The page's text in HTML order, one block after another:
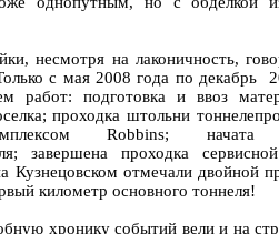
несмотря на лаконичность,
с мая 2008 года по декабрь
работ: подготовка и ввоз
проходка штольни
Robbins; начата
завершена проходка
Кузнецовском отмечали двойной
километр основного тоннеля!
хронику событий вели и на